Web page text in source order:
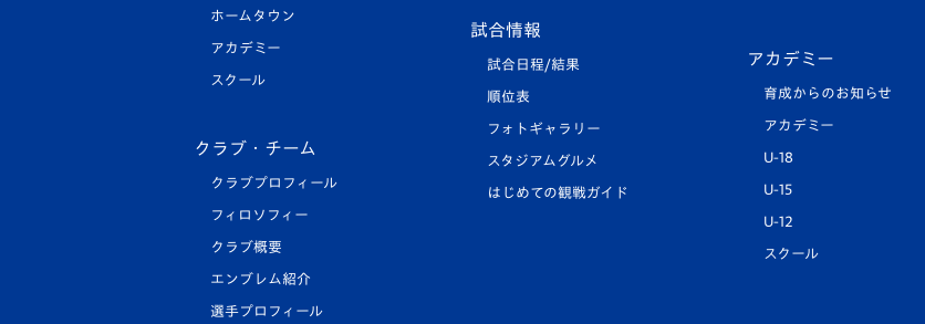
ホームタウン
アカデミー
スクール
クラブ・チーム
クラブプロフィール
フィロソフィー
クラブ概要
エンブレム紹介
選手プロフィール
試合情報
試合日程/結果
順位表
フォトギャラリー
スタジアムグルメ
はじめての観戦ガイド
アカデミー
育成からのお知らせ
アカデミー
U-18
U-15
U-12
スクール